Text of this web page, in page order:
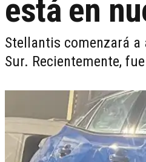
está en
Stellantis comenzará a
Sur. Recientemente,